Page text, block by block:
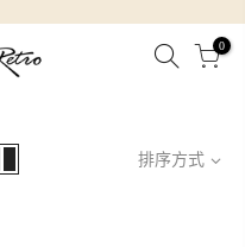
0
排序方式